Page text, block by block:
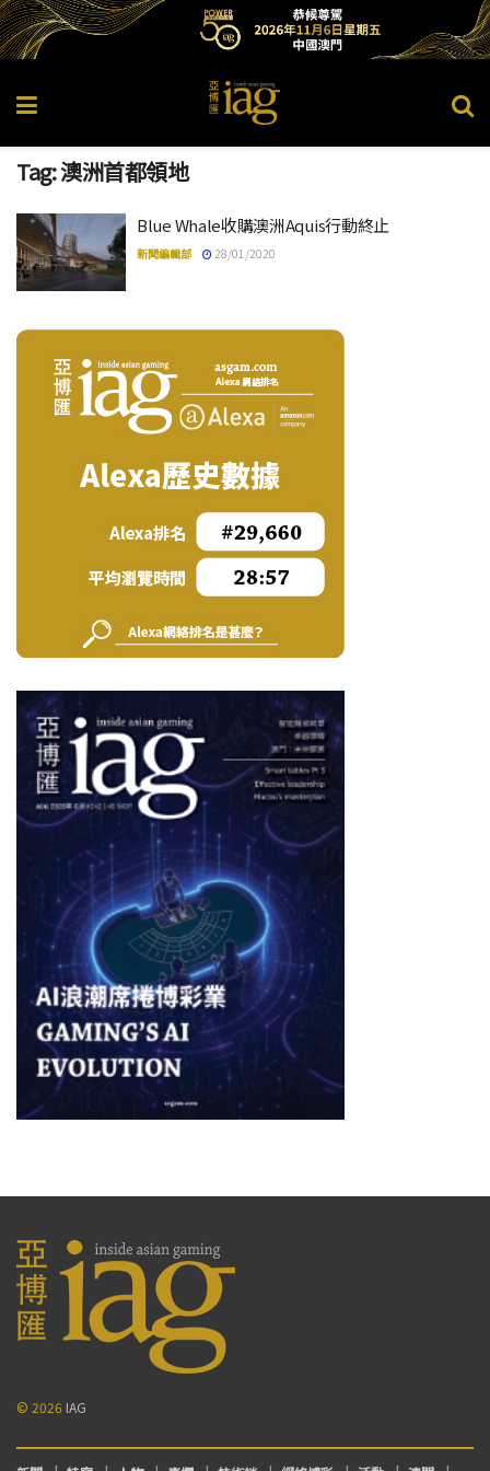
Tag:澳洲首都領地
Blue Whale收購澳洲Aquis行動終止
新聞編輯部 28/01/2020
© 2026 IAG